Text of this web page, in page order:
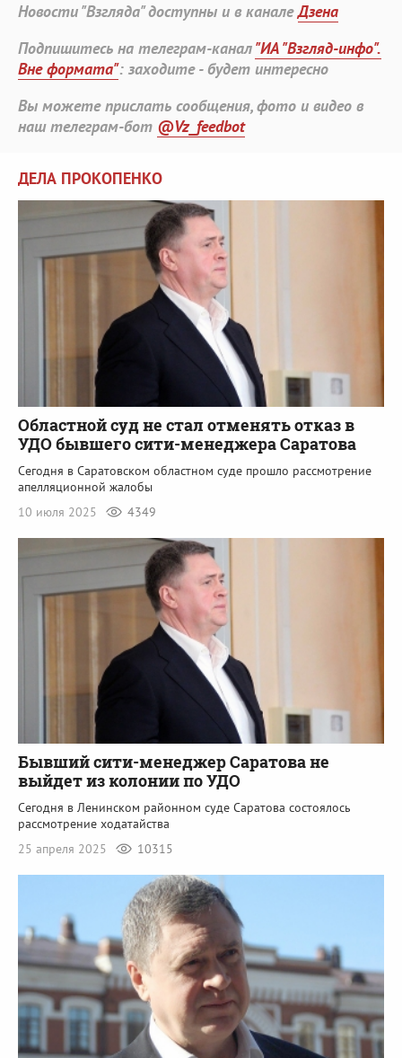
Новости "Взгляда" доступны и в каналеДзена
Подпишитесь на телеграм-канал"ИА "Взгляд-инфо".
Вне формата": заходите - будет интересно
Вы можете прислать сообщения, фото и видео в
наш телеграм-бот @Vz_feedbot
ДЕЛА ПРОКОПЕНКО
Областной суд не стал отменять отказ в
УДО бывшего сити-менеджера Саратова
Сегодня в Саратовском областном суде прошло рассмотрение
апелляционной жалобы
10 июля 2025
4349
Бывший сити-менеджер Саратова не
выйдет из колонии по УДО
Сегодня в Ленинском районном суде Саратова состоялось
рассмотрение ходатайства
25 апреля 2025
10315